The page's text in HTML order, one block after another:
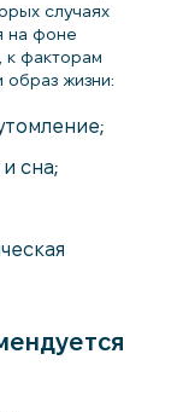
случаях
на фоне
к факторам
жизни:
сна;